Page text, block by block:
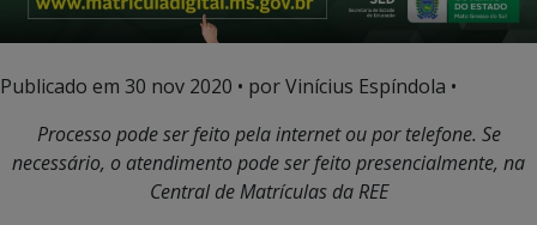
Publicado em 30 nov 2020 • por Vinícius Espíndola •
Processo pode ser feito pela internet ou por telefone. Se
necessário, o atendimento pode ser feito presencialmente, na
Central de Matrículas da REE